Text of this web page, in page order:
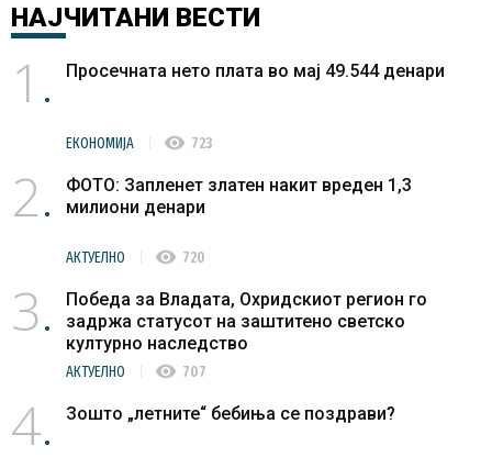
НАЈЧИТАНИ ВЕСТИ
1 Просечната нето плата во мај 49.544 денари
ЕКОНОМИЈА visibility 723
2
ФОТО: Запленет златен накит вреден 1,3
милиони денари
АКТУЕЛНО visibility 720
3
Победа за Владата, Охридскиот регион го
задржа статусот на заштитено светско
културно наследство
АКТУЕЛНО visibility 707
4 Зошто „летните“ бебиња се поздрави?